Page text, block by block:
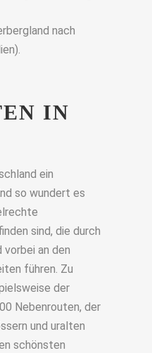
nach
IN
ein
so wundert es
sind, die durch
an den
führen. Zu
der
Nebenrouten, der
und uralten
schönsten